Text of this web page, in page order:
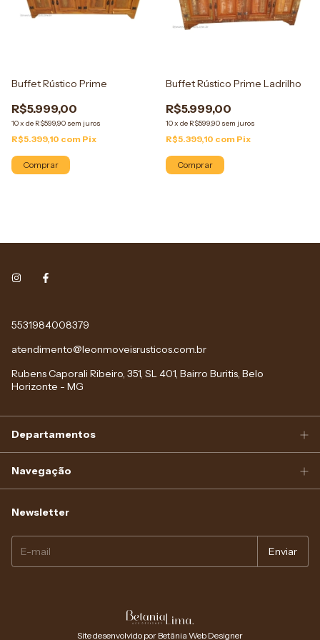
Buffet Rústico Prime
R$5.999,00
10x de R$599,90 sem juros
R$5.399,10 com Pix
Comprar
Buffet Rústico Prime Ladrilho
R$5.999,00
10x de R$599,90 sem juros
R$5.399,10 com Pix
Comprar
5531984008379
atendimento@leonmoveisrusticos.com.br
Rubens Caporali Ribeiro, 351, SL 401, Bairro Buritis, Belo
Horizonte - MG
Departamentos
Navegação
Newsletter
Site desenvolvido por Betânia Web Designer